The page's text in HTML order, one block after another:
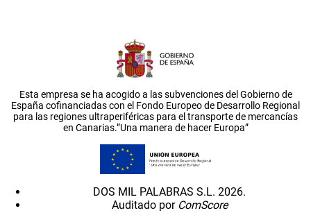
Esta empresa se ha acogido a las subvenciones del Gobierno de
España cofinanciadas con el Fondo Europeo de Desarrollo Regional
para las regiones ultraperiféricas para el transporte de mercancías
en Canarias.”Una manera de hacer Europa”
DOS MIL PALABRAS S.L. 2026.
Auditado por ComScore